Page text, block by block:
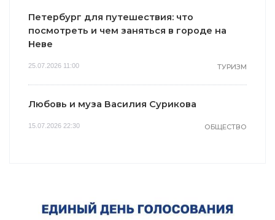
Петербург для путешествия: что
посмотреть и чем заняться в городе на
Неве
25.07.2026 11:00 ТУРИЗМ
Любовь и муза Василия Сурикова
15.07.2026 22:30 ОБЩЕСТВО